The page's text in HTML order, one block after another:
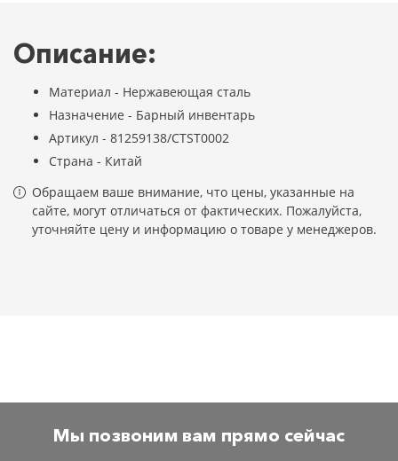
Описание:
Материал - Нержавеющая сталь
Назначение - Барный инвентарь
Артикул - 81259138/CTST0002
Страна - Китай
Обращаем ваше внимание, что цены, указанные на
сайте, могут отличаться от фактических. Пожалуйста,
уточняйте цену и информацию о товаре у менеджеров.
Мы позвоним вам прямо сейчас